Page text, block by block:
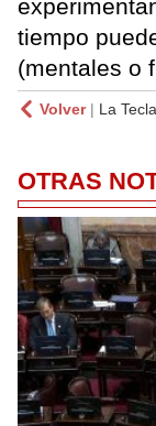
tiempo
(mentales o
Volver| La
OTRAS